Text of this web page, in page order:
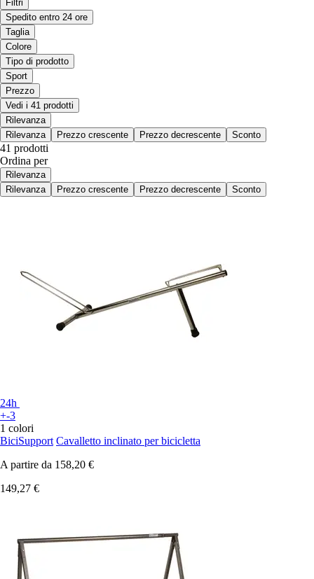
Filtri
Spedito entro 24 ore
Taglia
Colore
Tipo di prodotto
Sport
Prezzo
Vedi i 41 prodotti
Rilevanza
Rilevanza
Prezzo crescente Prezzo decrescente Sconto
41 prodotti
Ordina per
Rilevanza
Rilevanza
Prezzo crescente Prezzo decrescente Sconto
24h
+-3
1 colori
BiciSupport Cavalletto inclinato per bicicletta
A partire da 158,20 €
149,27 €